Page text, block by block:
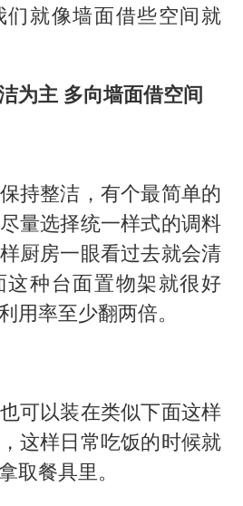
们就像墙面借些空间就
为主 多向墙面借空间
持整洁，有个最简单的
量选择统一样式的调料
厨房一眼看过去就会清
种台面置物架就很好
用率至少翻两倍。
可以装在类似下面这样
这样日常吃饭的时候就
取餐具里。